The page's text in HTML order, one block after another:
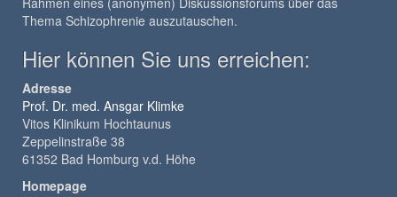
Thema Schizophrenie auszutauschen.
Hier können Sie uns erreichen:
Adresse
Prof. Dr. med. Ansgar Klimke
Vitos Klinikum Hochtaunus
Zeppelinstraße 38
61352 Bad Homburg v.d. Höhe
Homepage